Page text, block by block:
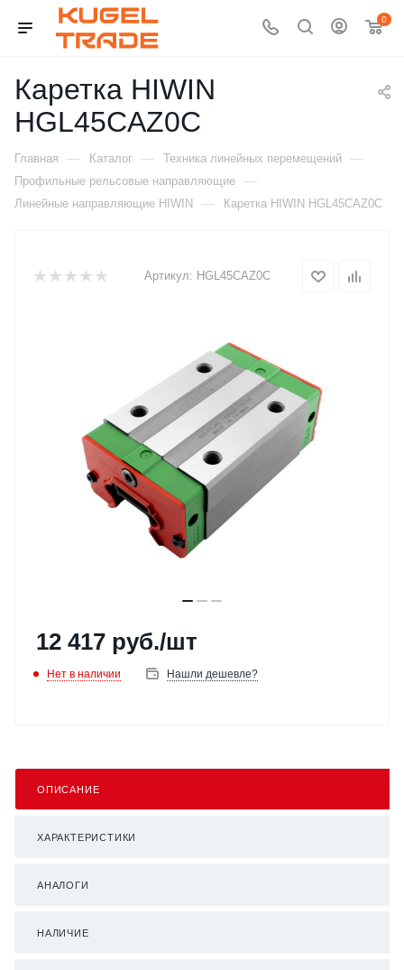
0
Каретка HIWIN
HGL45CAZ0C
Главная — Каталог — Техника линейных перемещений —
Профильные рельсовые направляющие —
Линейные направляющие HIWIN — Каретка HIWIN HGL45CAZ0C
Артикул: HGL45CAZ0C
12 417 руб./шт
Нет в наличии Нашли дешевле?
ОПИСАНИЕ
ХАРАКТЕРИСТИКИ
АНАЛОГИ
НАЛИЧИЕ